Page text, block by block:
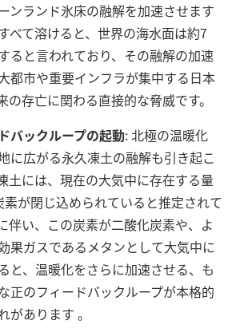
ンランド氷床の融解を加速させます
べて溶けると、世界の海水面は約7
ると言われており、その融解の加速
都市や重要インフラが集中する日本
の存亡に関わる直接的な脅威です。
バックループの起動: 北極の温暖化
に広がる永久凍土の融解も引き起こ
土には、現在の大気中に存在する量
が閉じ込められていると推定されて
伴い、この炭素が二酸化炭素や、よ
果ガスであるメタンとして大気中に
と、温暖化をさらに加速させる、も
正のフィードバックループが本格的
があります 。